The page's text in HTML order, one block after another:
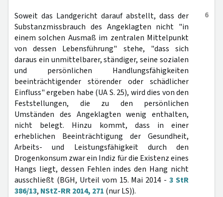
6
Soweit das Landgericht darauf abstellt, dass der
Substanzmissbrauch des Angeklagten nicht "in
einem solchen Ausmaß im zentralen Mittelpunkt
von dessen Lebensführung" stehe, "dass sich
daraus ein unmittelbarer, ständiger, seine sozialen
und persönlichen Handlungsfähigkeiten
beeinträchtigender störender oder schädlicher
Einfluss" ergeben habe (UA S. 25), wird dies von den
Feststellungen, die zu den persönlichen
Umständen des Angeklagten wenig enthalten,
nicht belegt. Hinzu kommt, dass in einer
erheblichen Beeinträchtigung der Gesundheit,
Arbeits- und Leistungsfähigkeit durch den
Drogenkonsum zwar ein Indiz für die Existenz eines
Hangs liegt, dessen Fehlen indes den Hang nicht
ausschließt (BGH, Urteil vom 15. Mai 2014 -3 StR
386/13, NStZ-RR 2014, 271 (nur LS)).